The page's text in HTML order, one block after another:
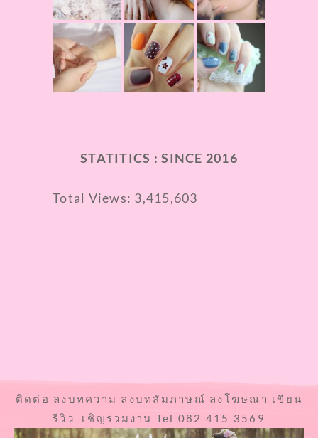
STATITICS : SINCE 2016
Total Views: 3,415,603
ติดต่อ ลงบทความ ลงบทสัมภาษณ์ ลงโฆษณา เขียน
รีวิว เชิญร่วมงาน Tel 082 415 3569